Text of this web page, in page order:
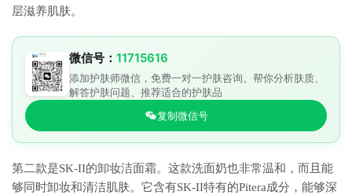
层滋养肌肤。
微信号： 11715616
添加护肤师微信，免费一对一护肤咨询。帮你分析肤质、
解答护肤问题、推荐适合的护肤品
复制微信号
第二款是SK-II的卸妆洁面霜。这款洗面奶也非常温和，而且能
够同时卸妆和清洁肌肤。它含有SK-II特有的Pitera成分，能够深